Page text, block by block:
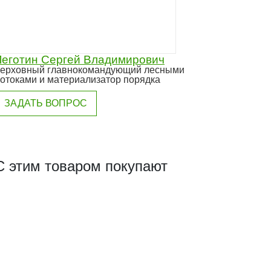
Сергей Владимирович
главнокомандующий лесными
и материализатор порядка
ЗАДАТЬ ВОПРОС